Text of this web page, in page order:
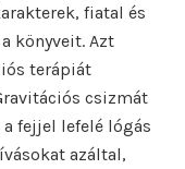
fiatal és
könyveit. Azt
terápiát
csizmát
fejjel lefelé lógás
azáltal,